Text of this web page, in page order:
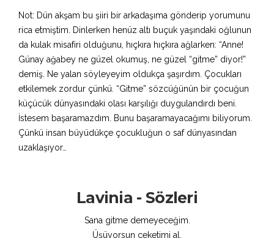
Not: Dün akşam bu şiiri bir arkadaşıma gönderip yorumunu
rica etmiştim. Dinlerken henüz altı buçuk yaşındaki oğlunun
da kulak misafiri olduğunu, hıçkıra hıçkıra ağlarken: “Anne!
Günay ağabey ne güzel okumuş, ne güzel “gitme” diyor!”
demiş. Ne yalan söyleyeyim oldukça şaşırdım. Çocukları
etkilemek zordur çünkü. “Gitme” sözcüğünün bir çocuğun
küçücük dünyasındaki olası karşılığı duygulandırdı beni.
İstesem başaramazdım. Bunu başaramayacağımı biliyorum.
Çünkü insan büyüdükçe çocukluğun o saf dünyasından
uzaklaşıyor…
Lavinia - Sözleri
Sana gitme demeyeceğim.
Üşüyorsun ceketimi al.